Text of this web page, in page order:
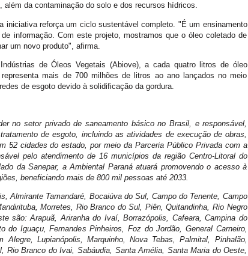
da contaminação do solo e dos recursos hídricos.
iniciativa reforça um ciclo sustentável completo. "É um ensinamento
informação. Com este projeto, mostramos que o óleo coletado de
um novo produto", afirma.
de Óleos Vegetais (Abiove), a cada quatro litros de óleo
mais de 700 milhões de litros ao ano lançados no meio
de esgoto devido à solidificação da gordura.
no setor privado de saneamento básico no Brasil, e responsável,
de esgoto, incluindo as atividades de execução de obras,
52 cidades do estado, por meio da Parceria Público Privada com a
pelo atendimento de 16 municípios da região Centro-Litoral do
da Sanepar, a Ambiental Paraná atuará promovendo o acesso à
beneficiando mais de 800 mil pessoas até 2033.
Almirante Tamandaré, Bocaiúva do Sul, Campo do Tenente, Campo
Morretes, Rio Branco do Sul, Piên, Quitandinha, Rio Negro
são: Arapuã, Ariranha do Ivaí, Borrazópolis, Cafeara, Campina do
do Iguaçu, Fernandes Pinheiros, Foz do Jordão, General Carneiro,
Lupianópolis, Marquinho, Nova Tebas, Palmital, Pinhalão,
Rio Branco do Ivai, Sabáudia, Santa Amélia, Santa Maria do Oeste,